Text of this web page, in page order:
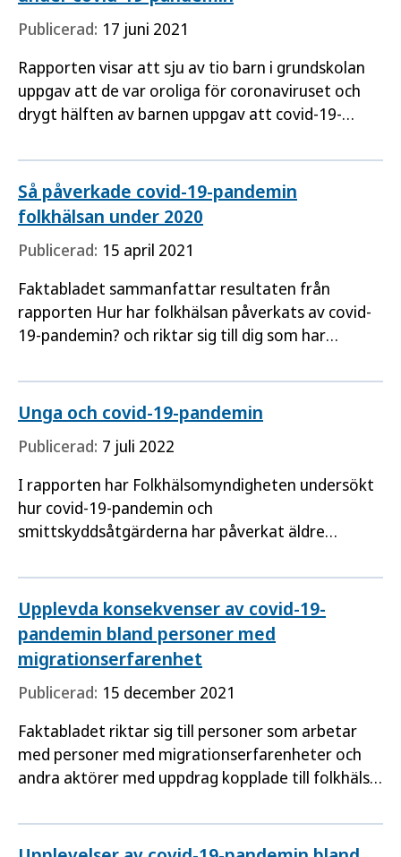
Publicerad: 17 juni 2021
Rapporten visar att sju av tio barn i grundskolan
uppgav att de var oroliga för coronaviruset och
drygt hälften av barnen uppgav att covid-19-
mycket eller ganska…
Så påverkade covid-19-pandemin
folkhälsan under 2020
Publicerad: 15 april 2021
Faktabladet sammanfattar resultaten från
rapporten Hur har folkhälsan påverkats av covid-
19-pandemin? och riktar sig till dig som har
folkhälsoarbete på lokal, regional…
Unga och covid-19-pandemin
Publicerad: 7 juli 2022
I rapporten har Folkhälsomyndigheten undersökt
hur covid-19-pandemin och
smittskyddsåtgärderna har påverkat äldre
levnadsvanor och hälsa så här långt.
Upplevda konsekvenser av covid-19-
pandemin bland personer med
migrationserfarenhet
Publicerad: 15 december 2021
Faktabladet riktar sig till personer som arbetar
med personer med migrationserfarenheter och
andra aktörer med uppdrag kopplade till folkhälsa
nationell nivå…